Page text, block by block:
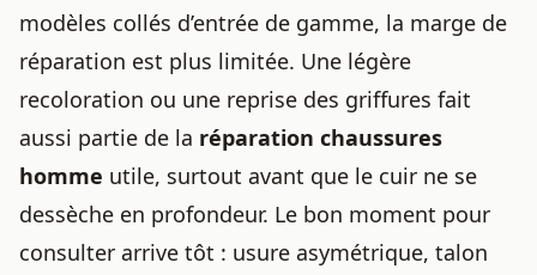
modèles collés d’entrée de gamme, la marge de
réparation est plus limitée. Une légère
recoloration ou une reprise des griffures fait
aussi partie de la réparation chaussures
homme utile, surtout avant que le cuir ne se
dessèche en profondeur. Le bon moment pour
consulter arrive tôt : usure asymétrique, talon